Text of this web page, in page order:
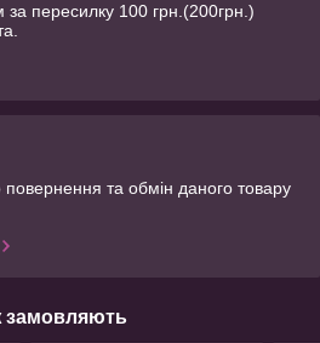
за пересилку 100 грн.(200грн.)
та обмін даного товару
замовляють